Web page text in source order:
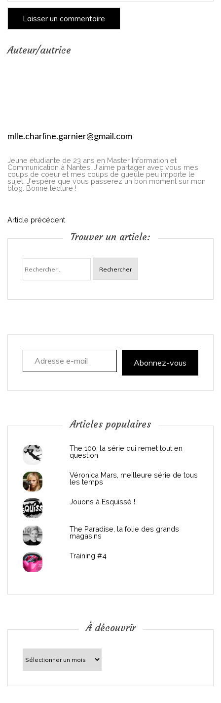
Auteur/autrice
mlle.charline.garnier@gmail.com
Jeune étudiante de 23 ans en Master Information et
Communication à Nantes. J'aime partager avec vous mes
coups de coeur et mes coups de gueule peu importe le
sujet. J'espère que vous passerez un bon moment sur mon
blog. Bonne lecture !
N
i
a
n
c
Article précédent
Trouver un article:
Rechercher :
Adresse e-mail
Abonnez-vous
Articles populaires
The 100, la série qui remet tout en
question
Véronica Mars, meilleure série de tous
les temps
Jouons à Esquissé !
The Paradise, la folie des grands
magasins
Training #4
À découvrir
découvrir